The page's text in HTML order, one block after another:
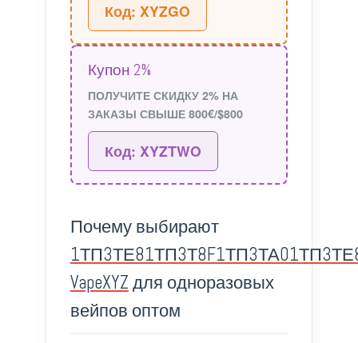
Код: XYZGO
Купон 2%
ПОЛУЧИТЕ СКИДКУ 2% НА
ЗАКАЗЫ СВЫШЕ 800€/$800
Код: XYZTWO
Почему выбирают
VapeXYZ для одноразовых
вейпов оптом